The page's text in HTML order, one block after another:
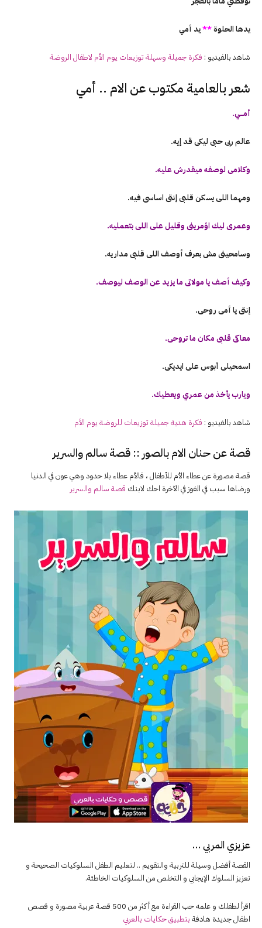
يدها الحلوة**يد أمي
شاهد بالفيديو : فكرة جميلة وسهلة توزيعات يوم الأم لاطفال الروضة
شعر بالعامية مكتوب عن الام .. أمي
أمـــــي.
عالم ربى حبى ليكى قد إيه.
وكلامى لوصفه ميقدرش عليه.
ومهما اللى يسكن قلبى إنتى اساسى فيه.
وعمرى ليك اؤمرينى وقليل على اللى بتعمليه.
وسامحينى مش بعرف أوصف اللى قلبى مداريه.
وكيف أصف يا مولاتى ما يزيد عن الوصف ليوصف.
إنتى يا أمى روحى.
معاكى قلبى مكان ما تروحى.
اسمحيلى أبوس على ايديكى.
ويارب يأخذ من عمري ويعطيك.
شاهد بالفيديو : فكرة هدية جميلة توزيعات للروضة يوم الأم
قصة عن حنان الام بالصور :: قصة سالم والسرير
قصة مصورة عن عطاء الأم للأطفال ، فالأم عطاء بلا حدود وهي عون في الدنيا
ورضاها سبب في الفوز في الآخرة احك لابنك قصة سالم والسرير
عزيزي المربي …
القصة أفضل وسيلة للتربية والتقويم .. لتعليم الطفل السلوكيات الصحيحة و
تعزيز السلوك الإيجابي و التخلص من السلوكيات الخاطئة.
اقرأ لطفلك و علمه حب القراءة مع أكثر من 500 قصة عربية مصورة و قصص
اطفال جديدة هادفة بتطبيق حكايات بالعربي